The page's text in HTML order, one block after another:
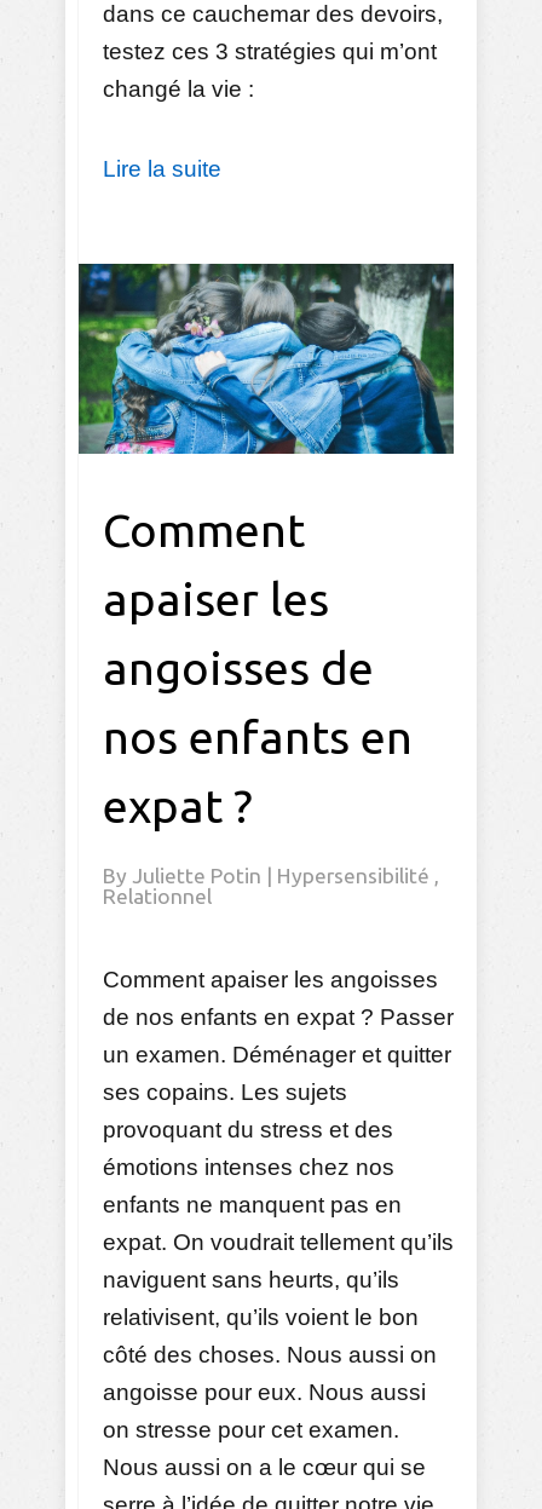
dans ce cauchemar des devoirs,
testez ces 3 stratégies qui m’ont
changé la vie :
Lire la suite
Comment
apaiser les
angoisses de
nos enfants en
expat ?
By Juliette Potin | Hypersensibilité
Relationnel
Comment apaiser les angoisses
de nos enfants en expat ? Passer
un examen. Déménager et quitter
ses copains. Les sujets
provoquant du stress et des
émotions intenses chez nos
enfants ne manquent pas en
expat. On voudrait tellement qu’ils
naviguent sans heurts, qu’ils
relativisent, qu’ils voient le bon
côté des choses. Nous aussi on
angoisse pour eux. Nous aussi
on stresse pour cet examen.
Nous aussi on a le cœur qui se